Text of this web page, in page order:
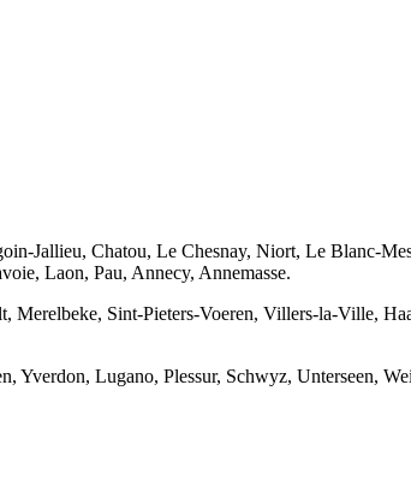
Jallieu, Chatou, Le Chesnay, Niort, Le Blanc-
Laon, Pau, Annecy, Annemasse.
Merelbeke, Sint-Pieters-Voeren, Villers-la-Ville,
Lugano, Plessur, Schwyz, Unterseen,